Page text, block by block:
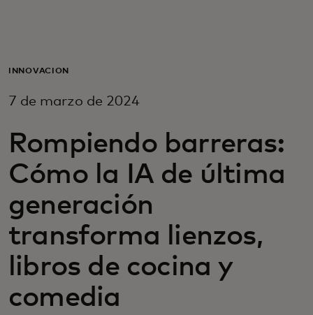
Para empresas
Para innovadores
Noticias y tendencias
INNOVACIÓN
7 de marzo de 2024
Rompiendo barreras:
Cómo la IA de última
generación
transforma lienzos,
libros de cocina y
comedia